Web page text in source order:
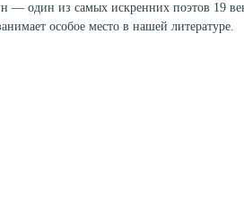
— один из самых искренних поэтов 19
особое место в нашей литературе.